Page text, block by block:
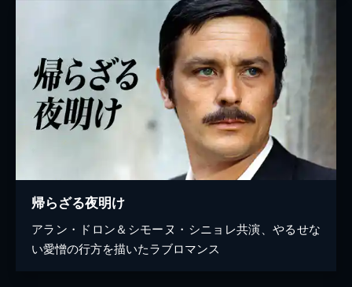
帰らざる夜明け
アラン・ドロン＆シモーヌ・シニョレ共演、やるせな
い愛憎の行方を描いたラブロマンス